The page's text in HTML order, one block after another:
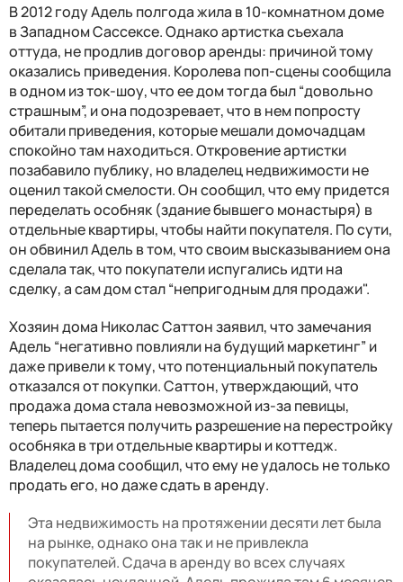
В 2012 году Адель полгода жила в 10-комнатном доме
в Западном Сассексе. Однако артистка съехала
оттуда, не продлив договор аренды: причиной тому
оказались приведения. Королева поп-сцены сообщила
в одном из ток-шоу, что ее дом тогда был “довольно
страшным”, и она подозревает, что в нем попросту
обитали приведения, которые мешали домочадцам
спокойно там находиться. Откровение артистки
позабавило публику, но владелец недвижимости не
оценил такой смелости. Он сообщил, что ему придется
переделать особняк (здание бывшего монастыря) в
отдельные квартиры, чтобы найти покупателя. По сути,
он обвинил Адель в том, что своим высказыванием она
сделала так, что покупатели испугались идти на
сделку, а сам дом стал “непригодным для продажи".
Хозяин дома Николас Саттон заявил, что замечания
Адель “негативно повлияли на будущий маркетинг” и
даже привели к тому, что потенциальный покупатель
отказался от покупки. Саттон, утверждающий, что
продажа дома стала невозможной из-за певицы,
теперь пытается получить разрешение на перестройку
особняка в три отдельные квартиры и коттедж.
Владелец дома сообщил, что ему не удалось не только
продать его, но даже сдать в аренду.
Эта недвижимость на протяжении десяти лет была
на рынке, однако она так и не привлекла
покупателей. Сдача в аренду во всех случаях